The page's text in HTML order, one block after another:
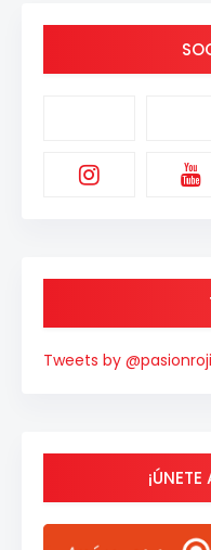
Tweets by